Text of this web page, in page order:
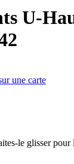
U-
une carte
le glisser pour